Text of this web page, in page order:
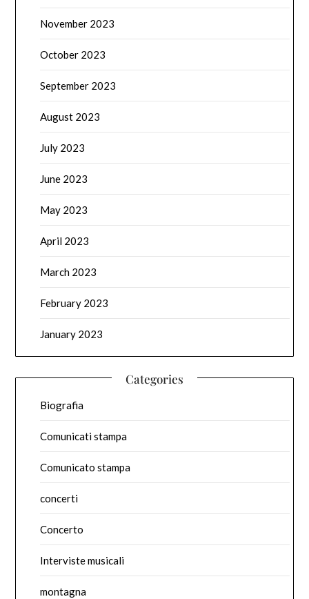
November 2023
October 2023
September 2023
August 2023
July 2023
June 2023
May 2023
April 2023
March 2023
February 2023
January 2023
Categories
Biografia
Comunicati stampa
Comunicato stampa
concerti
Concerto
Interviste musicali
montagna